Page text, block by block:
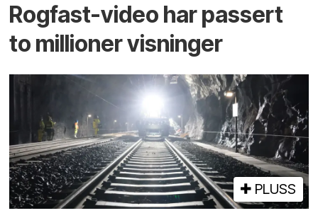
Rogfast-video har passert
to millioner visninger
PLUSS